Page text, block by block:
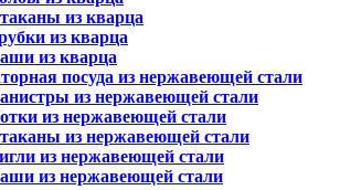
из кварца
из кварца
из кварца
посуда из нержавеющей стали
из нержавеющей стали
из нержавеющей стали
из нержавеющей стали
из нержавеющей стали
из нержавеющей стали